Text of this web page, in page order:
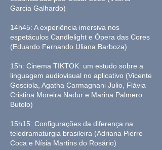
Garcia Galhardo)
14h45: A experiência imersiva nos
espetáculos Candlelight e Ópera das Cores
(Eduardo Fernando Uliana Barboza)
15h: Cinema TIKTOK: um estudo sobre a
linguagem audiovisual no aplicativo (Vicente
Gosciola, Agatha Carmagnani Julio, Flávia
Cristina Moreira Nadur e Marina Palmero
Butolo)
15h15: Configurações da diferença na
teledramaturgia brasileira (Adriana Pierre
Coca e Nísia Martins do Rosário)